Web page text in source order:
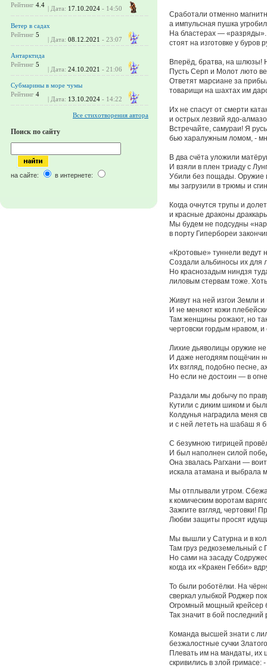
Рейтинг 4.4 | Дата: 17.10.2024 - 14:50
Ветер в садах
Рейтинг 5
| Дата: 08.12.2021 - 23:07
Антарктида
Рейтинг 5
| Дата: 24.10.2021 - 21:06
Субмарины в море чумы
Рейтинг 4
| Дата: 13.10.2024 - 14:22
Все стихотворения автора
Поиск по сайту
на сайте: в интернете:
Сработали отменно
а импульсная пушка
На бластерах —
стоят на изготовке у буров
Вперёд, братва, на шлюзы!
Пусть Серп и Молот люто
Ответят марсиане за
товарищи на шахтах им
Их не спасут от смерти
и острых лезвий ядо-
Встречайте, самураи! Я
бью харалужным ломом, -
В два счёта уложили
И взяли в плен триаду с
Убили без пощады. Оружие
мы загрузили в трюмы и
Когда очнутся трупы и
и красные драконы
Мы будем не подсудны
в порту Гипербореи
«Кротовые» туннели ведут
Создали альбиносы их для
Но краснозадым ниндзя
лиловым стервам тоже.
Живут на ней изгои Земли
И не меняют кожи
Там женщины рожают, но
чертовски гордым нравом, и
Лихие дьяволицы оружие не
И даже негодяям пощёчин
Их взгляд, подобно песне,
Но если не достоин — в
Раздали мы добычу по
Кутили с диким шиком и
Колдунья наградила меня
и с ней лететь на шабаш я
С безумною тигрицей
И был наполнен силой
Она звалась Рагхани —
искала атамана и выбрала
Мы отплывали утром.
к комическим воротам
Зажгите взгляд, чертовки!
Любви защиты просят
Мы вышли у Сатурна и в
Там груз редкоземельный с
Но сами на засаду
когда их «Кракен Гебби»
То были роботёлки. На
сверкал улыбкой Роджер
Огромный мощный крейсер
Так значит в бой
Команда высшей знати с
безжалостные сучки
Плевать им на мандаты, их
скривились в злой гримасе: